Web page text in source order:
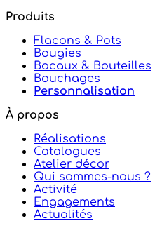
Produits
Flacons & Pots
Bougies
Bocaux & Bouteilles
Bouchages
Personnalisation
À propos
Réalisations
Catalogues
Atelier décor
Qui sommes-nous ?
Activité
Engagements
Actualités